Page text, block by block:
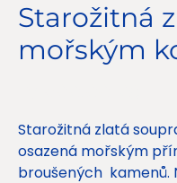
Starožitná
mořským
Starožitná zlatá
osazená mořským
broušených kamenů.